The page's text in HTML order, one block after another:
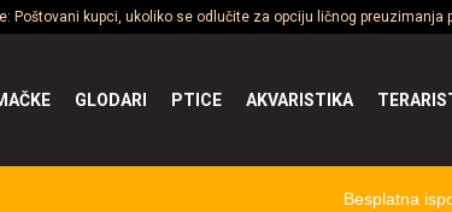
Poštovani kupci, ukoliko se odlučite za opciju ličnog
GLODARI PTICE AKVARISTIKA
Besplatna